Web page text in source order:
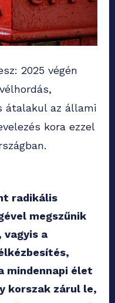
2025 végén
átalakul az állami
kora ezzel
radikális
megszűnik
vagyis a
mindennapi élet
korszak zárul le,